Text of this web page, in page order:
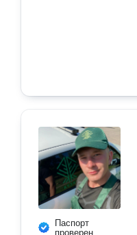
Паспорт
проверен